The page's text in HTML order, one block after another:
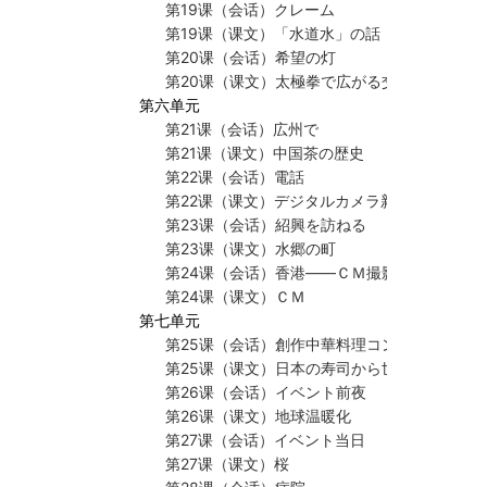
第19课（会话）クレーム
第19课（课文）「水道水」の話
第20课（会话）希望の灯
第20课（课文）太極拳で広がる交流
第六单元
第21课（会话）広州で
第21课（课文）中国茶の歴史
第22课（会话）電話
第22课（课文）デジタルカメラ新製品紹介
第23课（会话）紹興を訪ねる
第23课（课文）水郷の町
第24课（会话）香港——ＣＭ撮影の下見
第24课（课文）ＣＭ
第七单元
第25课（会话）創作中華料理コンテストの実現
第25课（课文）日本の寿司から世界のＳＵＳ
第26课（会话）イベント前夜
第26课（课文）地球温暖化
第27课（会话）イベント当日
第27课（课文）桜